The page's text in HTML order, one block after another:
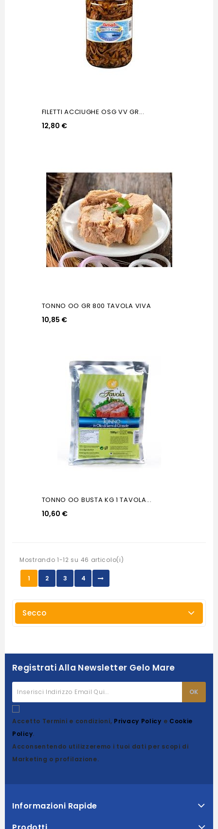
FILETTI ACCIUGHE OSG VV GR...
12,80 €
TONNO OO GR 800 TAVOLA VIVA
10,85 €
TONNO OO BUSTA KG 1 TAVOLA...
10,60 €
Mostrando 1-12 su 46 articolo(i)
1 2 3 4
Secco
Registrati Alla Newsletter Gelo Mare
Accetto Termini e condizioni, Privacy Policy e Cookie
Policy.
Acconsentendo utilizzeremo i tuoi dati per scopi di
Marketing o profilazione.
Informazioni Rapide